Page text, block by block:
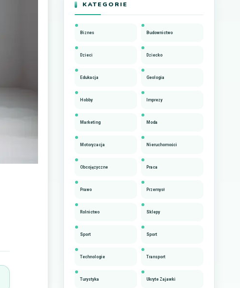
KATEGORIE
Biznes Budownictwo
Dzieci Dziecko
Edukacja Geologia
Hobby Imprezy
Marketing Moda
Motoryzacja Nieruchomości
Obcojęzyczne Praca
Prawo Przemysł
Rolnictwo Sklepy
Sport Sport
Technologie Transport
Turystyka Ukryte Zajawki